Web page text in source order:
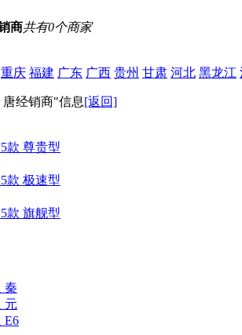
商共有0个商家
重庆 福建 广东 广西 贵州 甘肃 河北 黑龙江
唐经销商"信息[返回]
款 尊贵型
款 极速型
款 旗舰型
秦
元
E6